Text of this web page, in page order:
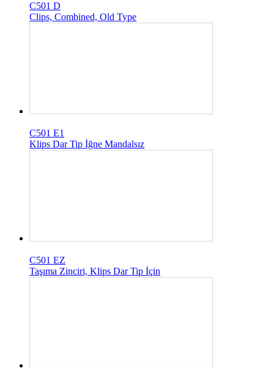
C501 D
Clips, Combined, Old Type
C501 E1
Klips Dar Tip İğne Mandalsız
C501 EZ
Taşıma Zinciri, Klips Dar Tip İçin